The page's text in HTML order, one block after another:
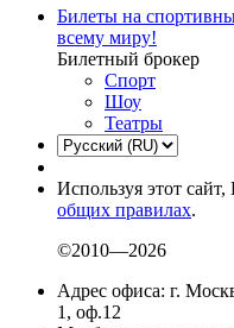
Билеты на
всему миру!
Билетный брокер
Спорт
Шоу
Театры
Используя этот
общих правилах.
©2010—2026
Адрес офиса: г.
1, оф.12